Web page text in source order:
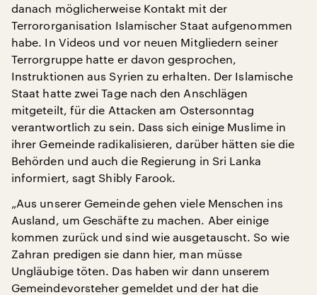
danach möglicherweise Kontakt mit der
Terrororganisation Islamischer Staat aufgenommen
habe. In Videos und vor neuen Mitgliedern seiner
Terrorgruppe hatte er davon gesprochen,
Instruktionen aus Syrien zu erhalten. Der Islamische
Staat hatte zwei Tage nach den Anschlägen
mitgeteilt, für die Attacken am Ostersonntag
verantwortlich zu sein. Dass sich einige Muslime in
ihrer Gemeinde radikalisieren, darüber hätten sie die
Behörden und auch die Regierung in Sri Lanka
informiert, sagt Shibly Farook.
„Aus unserer Gemeinde gehen viele Menschen ins
Ausland, um Geschäfte zu machen. Aber einige
kommen zurück und sind wie ausgetauscht. So wie
Zahran predigen sie dann hier, man müsse
Ungläubige töten. Das haben wir dann unserem
Gemeindevorsteher gemeldet und der hat die